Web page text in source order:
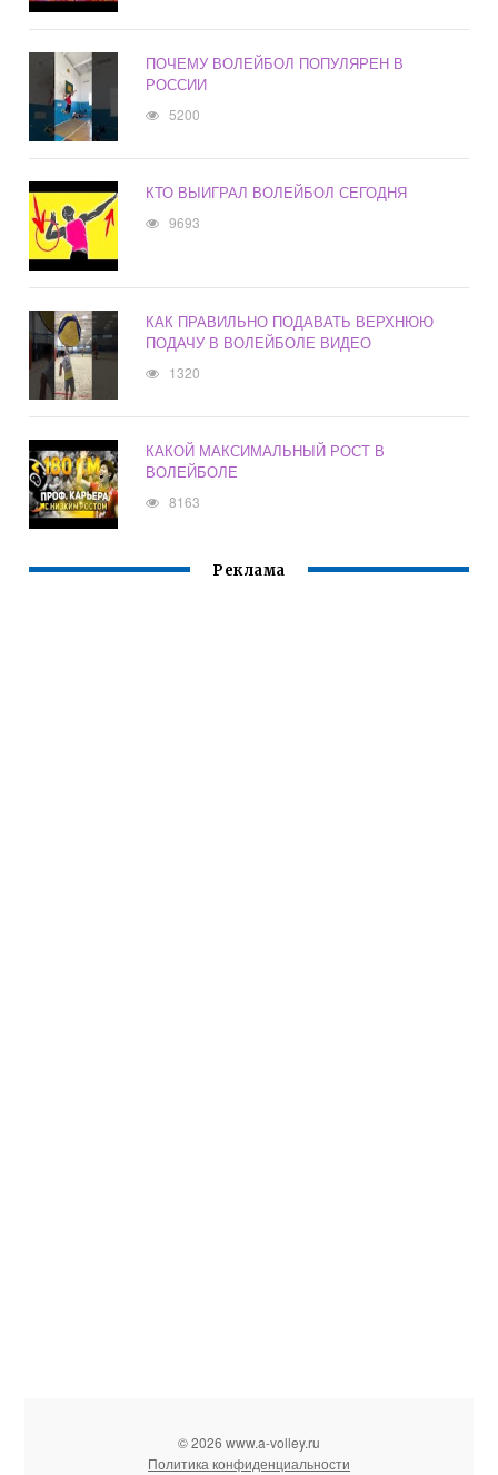
ПОЧЕМУ ВОЛЕЙБОЛ ПОПУЛЯРЕН В
РОССИИ
5200
КТО ВЫИГРАЛ ВОЛЕЙБОЛ СЕГОДНЯ
9693
КАК ПРАВИЛЬНО ПОДАВАТЬ ВЕРХНЮЮ
ПОДАЧУ В ВОЛЕЙБОЛЕ ВИДЕО
1320
КАКОЙ МАКСИМАЛЬНЫЙ РОСТ В
ВОЛЕЙБОЛЕ
8163
Реклама
© 2026 www.a-volley.ru
Политика конфиденциальности